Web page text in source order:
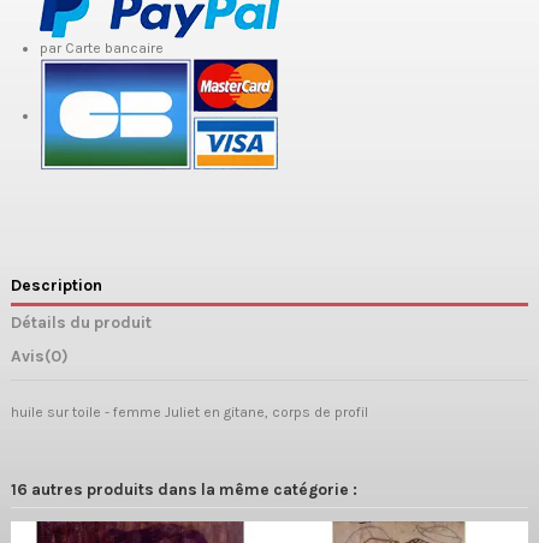
par Carte bancaire
Description
Détails du produit
Avis(0)
huile sur toile - femme Juliet en gitane, corps de profil
16 autres produits dans la même catégorie :